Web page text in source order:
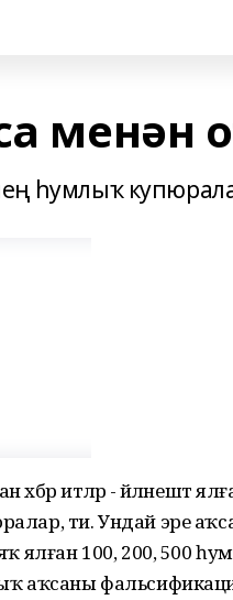
менән
һумлыҡ
итәләр - әйләнештә
ти. Ундай эре аҡса
ялған 100, 200, 500
аҡсаны